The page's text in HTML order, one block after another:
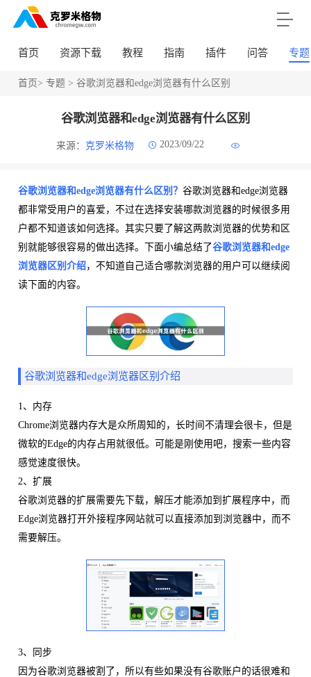
首页 资源下载 教程 指南 插件 问答 专题
首页> 专题> 谷歌浏览器和edge浏览器有什么区别
谷歌浏览器和edge浏览器有什么区别
来源： 克罗米格物 2023/09/22
谷歌浏览器和edge浏览器有什么区别？ 谷歌浏览器和edge浏览器
都非常受用户的喜爱，不过在选择安装哪款浏览器的时候很多用
户都不知道该如何选择。其实只要了解这两款浏览器的优势和区
别就能够很容易的做出选择。下面小编总结了谷歌浏览器和edge
浏览器区别介绍，不知道自己适合哪款浏览器的用户可以继续阅
读下面的内容。
谷歌浏览器和edge浏览器区别介绍
1、内存
Chrome浏览器内存大是众所周知的，长时间不清理会很卡，但是
微软的Edge的内存占用就很低。可能是刚使用吧，搜索一些内容
感觉速度很快。
2、扩展
谷歌浏览器的扩展需要先下载，解压才能添加到扩展程序中，而
Edge浏览器打开外接程序网站就可以直接添加到浏览器中，而不
需要解压。
3、同步
因为谷歌浏览器被割了，所以有些如果没有谷歌账户的话很难和